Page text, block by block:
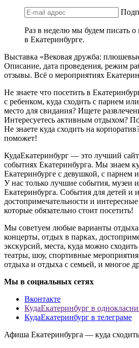
Раз в неделю мы будем писать
в Екатеринбурге.
Выставка «Вековая дружба:
Описание, дата проведения, режим
отзывы. Всё о мероприятиях
Не знаете что посетить в
с ребенком, куда сходить с парнем
место для свидания? Ищете
Интересуетесь активным отдыхом?
Не знаете куда сходить на
поможет!
КудаЕкатеринбург — это лучший
событиях Екатеринбурга. Мы знаем
Екатеринбурге с девушкой, с парнем
У нас только лучшие события, музеи
Екатеринбурга. События для детей и
достопримечательности и
которые обязательно стоит посетить!
Мы советуем любые варианты
концерты, отдых в парках,
экскурсий, места, куда можно
театры, шоу, спортивные
отдыха и отдыха с семьей, и многое
Мы в социальных сетях
Вконтакте
КудаЕкатеринбург в
КудаЕкатеринбург в телеграме
Афиша Екатеринбурга — куда